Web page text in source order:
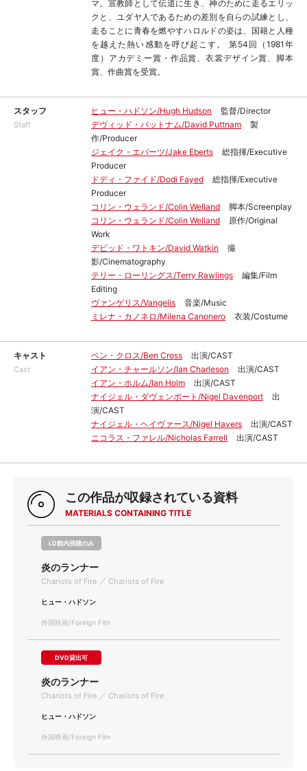
マ。宣教師として伝道に生き、神のために走るエリッ
クと、ユダヤ人であるための差別を自らの試練とし、
走ることに青春を燃やすハロルドの姿は、国籍と人種
を越えた熱い感動を呼び起こす。 第54回（1981年
度）アカデミー賞・作品賞、衣裳デザイン賞、脚本
賞、作曲賞を受賞。
スタッフ
Staff
ヒュー・ハドソン/Hugh Hudson
監督/Director
デヴィッド・パットナム/David Puttnam
製
作/Producer
ジェイク・エバーツ/Jake Eberts
総指揮/Executive
Producer
ドディ・ファイド/Dodi Fayed
総指揮/Executive
Producer
コリン・ウェランド/Colin Welland
脚本/Screenplay
コリン・ウェランド/Colin Welland
原作/Original
Work
デビッド・ワトキン/David Watkin
撮
影/Cinematography
テリー・ローリングス/Terry Rawlings
編集/Film
Editing
ヴァンゲリス/Vangelis
音楽/Music
ミレナ・カノネロ/Milena Canonero
衣装/Costume
キャスト
Cast
ベン・クロス/Ben Cross
出演/CAST
イアン・チャールソン/Ian Charleson
出演/CAST
イアン・ホルム/Ian Holm
出演/CAST
ナイジェル・ダヴェンポート/Nigel Davenport
出
演/CAST
ナイジェル・ヘイヴァース/Nigel Havers
出演/CAST
ニコラス・ファレル/Nicholas Farrell
出演/CAST
この作品が収録されている資料
MATERIALS CONTAINING TITLE
LD館内視聴のみ
炎のランナー
Chariots of Fire ／ Chariots of Fire
ヒュー・ハドソン
外国映画/Foreign Film
DVD貸出可
炎のランナー
Chariots of Fire ／ Chariots of Fire
ヒュー・ハドソン
外国映画/Foreign Film